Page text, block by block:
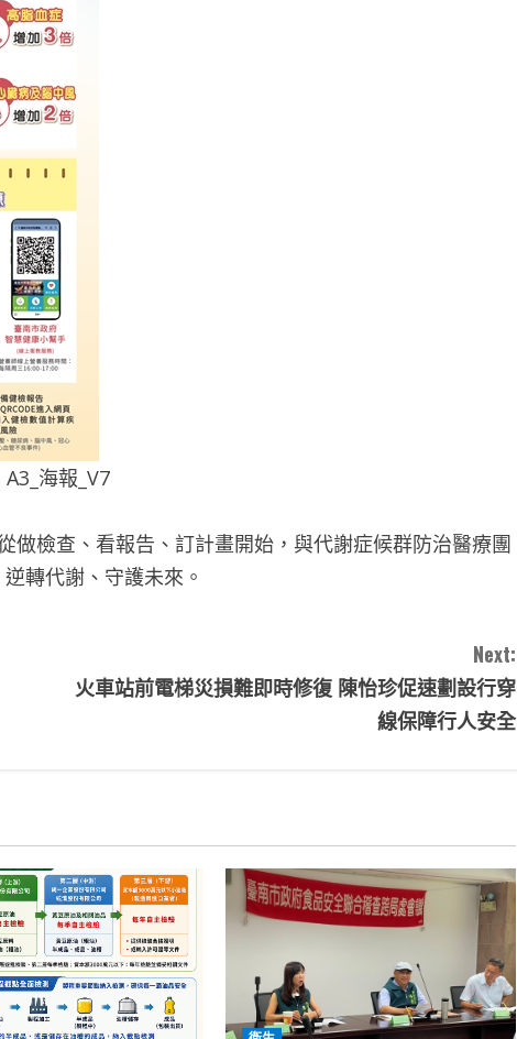
A3_海報_V7
做檢查、看報告、訂計畫開始，與代謝症候群防治醫療團
轉代謝、守護未來。
Next:
火車站前電梯災損難即時修復 陳怡珍促速劃設行穿
線保障行人安全